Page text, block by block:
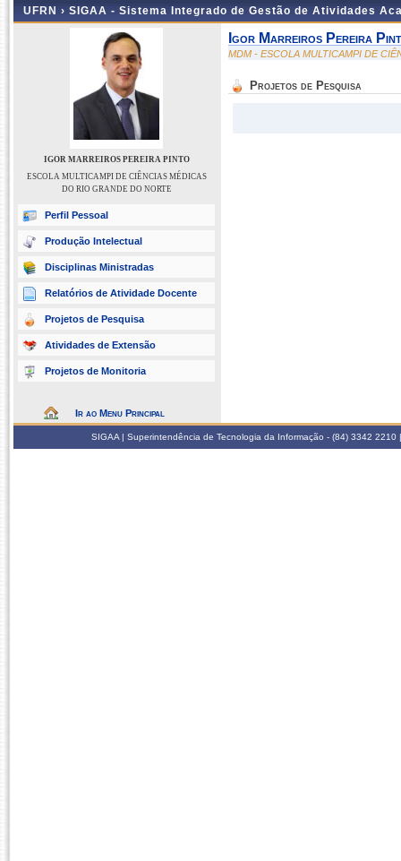
UFRN › SIGAA - Sistema Integrado de Gestão de Atividades
IGOR MARREIROS PEREIRA PINTO
ESCOLA MULTICAMPI DE CIÊNCIAS MÉDICAS
DO RIO GRANDE DO NORTE
Perfil Pessoal
Produção Intelectual
Disciplinas Ministradas
Relatórios de Atividade Docente
Projetos de Pesquisa
Atividades de Extensão
Projetos de Monitoria
Ir ao Menu Principal
Igor Marreiros Pereira
MDM - ESCOLA MULTICAMPI DE
Projetos de Pesquisa
SIGAA | Superintendência de Tecnologia da Informação - (84) 3342